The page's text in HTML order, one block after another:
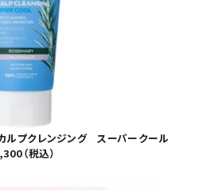
ルプクレンジング スーパークール
（税込）